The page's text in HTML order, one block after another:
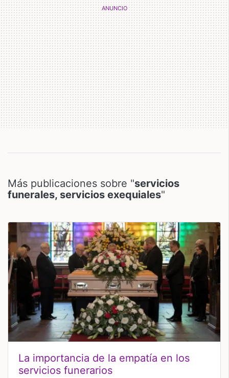
Más publicaciones sobre "servicios
funerales, servicios exequiales"
La importancia de la empatía en los
servicios funerarios